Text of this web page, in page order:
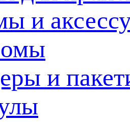
и
и